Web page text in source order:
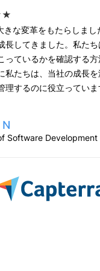
きな変革をもたらしまし
長してきました。私た
っているかを確認する
私たちは、当社の成長
理するのに役立っていま
Software Development